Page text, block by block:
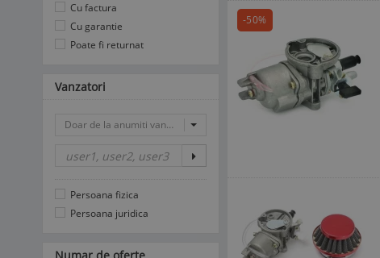
-50%
Cu factura
Cu garantie
Poate fi returnat
Vanzatori
Doar de la anumiti vanzatori
Persoana fizica
Persoana juridica